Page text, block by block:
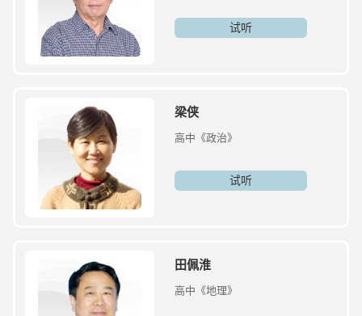
试听
梁侠
高中《政治》
试听
田佩淮
高中《地理》